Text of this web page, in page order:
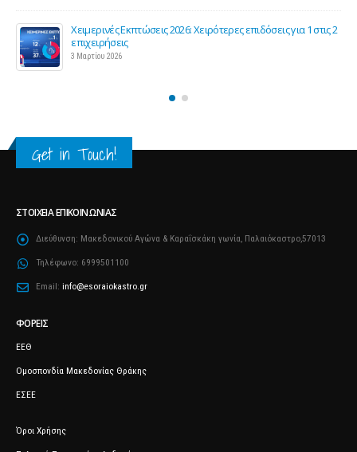
2
Προς μείωση της προκαταβολής φόρου για επαγγελματίες
και επιχειρήσεις
25 Φεβρουαρίου 2026
Get in Touch!
ΣΤΟΙΧΕΊΑ ΕΠΙΚΟΙΝΩΝΊΑΣ
Διεύθυνση: Μακεδονικού Αγώνα & Καραΐσκάκη γωνία, Παλαιόκαστρο,57013
Τηλέφωνο: 6999501100
Email: info@esoraiokastro.gr
ΦΟΡΕΊΣ
ΕΕΘ
Ομοσπονδία Μακεδονίας Θράκης
ΕΣΕΕ
Όροι Χρήσης